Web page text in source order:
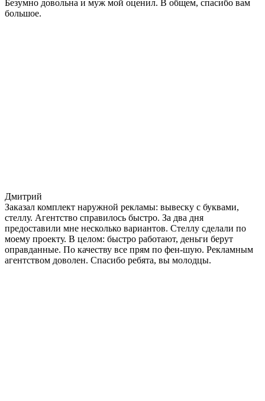
Безумно довольна и муж мой оценил. В общем, спасибо вам
большое.
Дмитрий
Заказал комплект наружной рекламы: вывеску с буквами,
стеллу. Агентство справилось быстро. За два дня
предоставили мне несколько вариантов. Стеллу сделали по
моему проекту. В целом: быстро работают, деньги берут
оправданные. По качеству все прям по фен-шую. Рекламным
агентством доволен. Спасибо ребята, вы молодцы.